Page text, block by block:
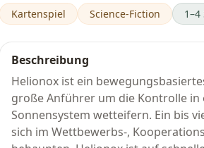
Kartenspiel Science-Fiction
Beschreibung
Helionox ist ein
große Anführer um die Kontrolle
Sonnensystem wetteifern. Ein bis
sich im Wettbewerbs-,